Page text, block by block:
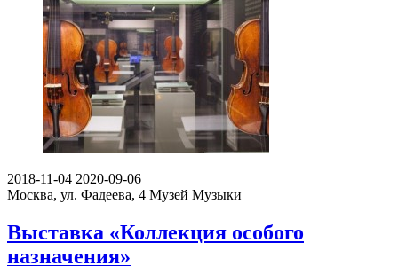
2018-11-04 2020-09-06
Москва, ул. Фадеева, 4 Музей Музыки
Выставка «Коллекция особого
назначения»